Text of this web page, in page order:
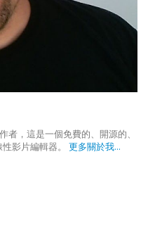
，這是一個免費的、開源的、
影片編輯器。 更多關於我...